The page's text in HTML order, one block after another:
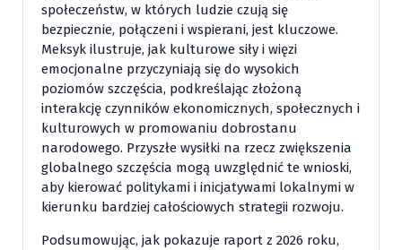
społeczeństw, w których ludzie czują się
bezpiecznie, połączeni i wspierani, jest kluczowe.
Meksyk ilustruje, jak kulturowe siły i więzi
emocjonalne przyczyniają się do wysokich
poziomów szczęścia, podkreślając złożoną
interakcję czynników ekonomicznych, społecznych i
kulturowych w promowaniu dobrostanu
narodowego. Przyszłe wysiłki na rzecz zwiększenia
globalnego szczęścia mogą uwzględnić te wnioski,
aby kierować politykami i inicjatywami lokalnymi w
kierunku bardziej całościowych strategii rozwoju.
Podsumowując, jak pokazuje raport z 2026 roku,